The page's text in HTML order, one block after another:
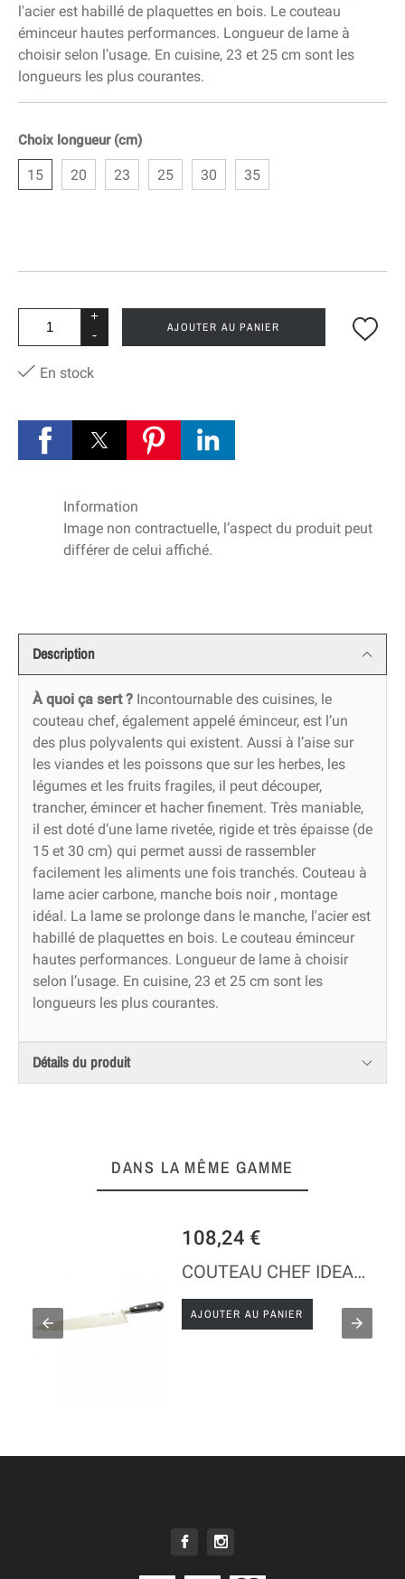
l'acier est habillé de plaquettes en bois. Le couteau
éminceur hautes performances. Longueur de lame à
choisir selon l’usage. En cuisine, 23 et 25 cm sont les
longueurs les plus courantes.
Choix longueur (cm)
15 20 23 25 30 35
+
-
AJOUTER AU PANIER
En stock
Information
Image non contractuelle, l’aspect du produit peut
différer de celui affiché.
Description
À quoi ça sert ? Incontournable des cuisines, le
couteau chef, également appelé éminceur, est l’un
des plus polyvalents qui existent. Aussi à l’aise sur
les viandes et les poissons que sur les herbes, les
légumes et les fruits fragiles, il peut découper,
trancher, émincer et hacher finement. Très maniable,
il est doté d’une lame rivetée, rigide et très épaisse (de
15 et 30 cm) qui permet aussi de rassembler
facilement les aliments une fois tranchés. Couteau à
lame acier carbone, manche bois noir , montage
idéal. La lame se prolonge dans le manche, l'acier est
habillé de plaquettes en bois. Le couteau éminceur
hautes performances. Longueur de lame à choisir
selon l’usage. En cuisine, 23 et 25 cm sont les
longueurs les plus courantes.
Détails du produit
DANS LA MÊME GAMME
108,24 €
COUTEAU CHEF IDEAL - ACIER INOX - MANCHE ABS
AJOUTER AU PANIER